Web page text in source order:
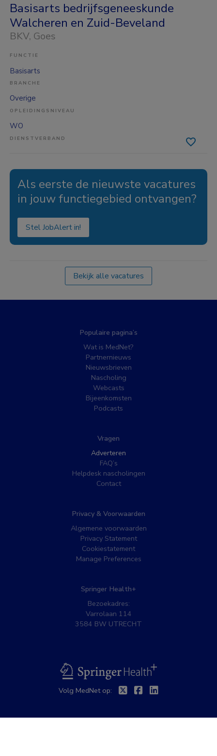
Basisarts bedrijfsgeneeskunde
Walcheren en Zuid-Beveland
BKV, Goes
FUNCTIE
Basisarts
BRANCHE
Overige
OPLEIDINGSNIVEAU
WO
DIENSTVERBAND
Als eerste de nieuwste vacatures
in jouw functiegebied ontvangen?
Stel JobAlert in!
Bekijk alle vacatures
Populaire pagina’s
Wat is MedNet?
Partnernieuws
Nieuwsbrieven
Nascholing
Webcasts
Bijeenkomsten
Podcasts
Vragen
Adverteren
FAQ’s
Helpdesk nascholingen
Contact
Privacy & Voorwaarden
Algemene voorwaarden
Privacy Statement
Cookiestatement
Manage Preferences
Springer Health+
Bezoekadres:
Varrolaan 114
3584 BW UTRECHT
BSL
Volg MedNet op: TwitterFacebook
Linkedin